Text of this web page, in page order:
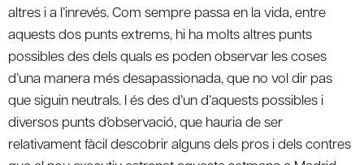
altres i a l’inrevés. Com sempre passa en la vida, entre
aquests dos punts extrems, hi ha molts altres punts
possibles des dels quals es poden observar les coses
d’una manera més desapassionada, que no vol dir pas
que siguin neutrals. I és des d’un d’aquests possibles i
diversos punts d’observació, que hauria de ser
relativament fàcil descobrir alguns dels pros i dels contres